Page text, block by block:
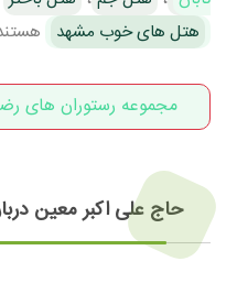
هتل های خوب مشهد
مجموعه رستوران های
حاج علی اکبر معین